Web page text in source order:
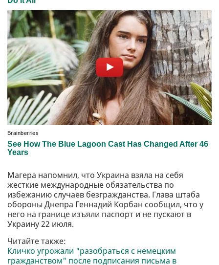
Магера напомнил, что Украина взяла на себя
жесткие международные обязательства по
избежанию случаев безгражданства. Глава штаба
обороны Днепра Геннадий Корбан сообщил, что у
него на границе изъяли паспорт и не пускают в
Украину 22 июля.
Читайте также:
Кличко угрожали "разобраться с немецким
гражданством" после подписания письма в